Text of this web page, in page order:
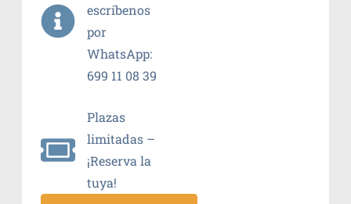
escríbenos
por
WhatsApp:
699 11 08 39
Plazas
limitadas –
¡Reserva la
tuya!